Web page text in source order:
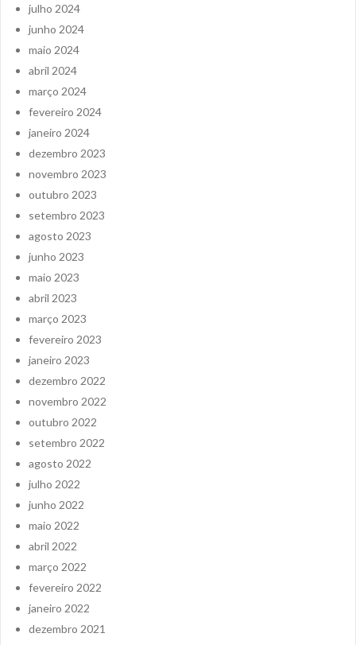
julho 2024
junho 2024
maio 2024
abril 2024
março 2024
fevereiro 2024
janeiro 2024
dezembro 2023
novembro 2023
outubro 2023
setembro 2023
agosto 2023
junho 2023
maio 2023
abril 2023
março 2023
fevereiro 2023
janeiro 2023
dezembro 2022
novembro 2022
outubro 2022
setembro 2022
agosto 2022
julho 2022
junho 2022
maio 2022
abril 2022
março 2022
fevereiro 2022
janeiro 2022
dezembro 2021